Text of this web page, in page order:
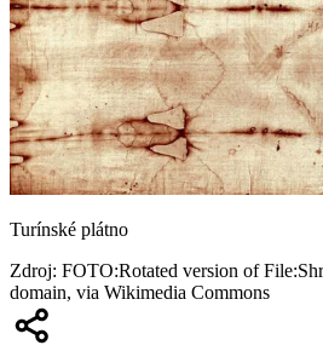
Turínské plátno
Zdroj: FOTO:Rotated version of
domain, via Wikimedia Commons